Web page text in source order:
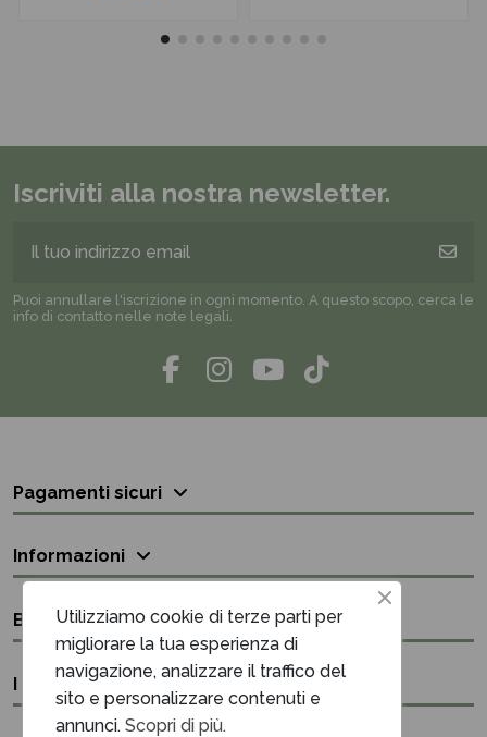
Iscriviti alla nostra newsletter.
Puoi annullare l'iscrizione in ogni momento. A questo scopo, cerca le
info di contatto nelle note legali.
Pagamenti sicuri
Informazioni
Bisogno di aiuto?
I nostri contatti
Utilizziamo cookie di terze parti per
migliorare la tua esperienza di
navigazione, analizzare il traffico del
sito e personalizzare contenuti e
annunci. Scopri di più.